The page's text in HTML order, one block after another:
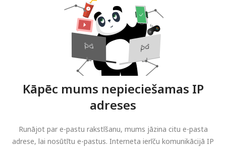
Kāpēc mums nepieciešamas IP
adreses
Runājot par e-pastu rakstīšanu, mums jāzina citu e-pasta
adrese, lai nosūtītu e-pastus. Interneta ierīču komunikācijā IP